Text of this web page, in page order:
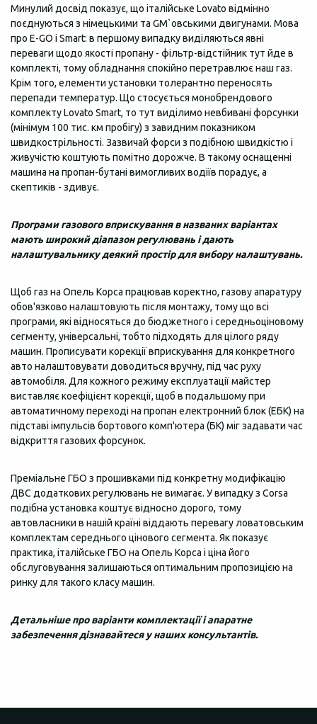
Минулий досвід показує, що італійське Lovato відмінно
поєднуються з німецькими та GM`овськими двигунами. Мова
про E-GO і Smart: в першому випадку виділяються явні
переваги щодо якості пропану - фільтр-відстійник тут йде в
комплекті, тому обладнання спокійно перетравлює наш газ.
Крім того, елементи установки толерантно переносять
перепади температур. Що стосується монобрендового
комплекту Lovato Smart, то тут виділимо невбивані форсунки
(мінімум 100 тис. км пробігу) з завидним показником
швидкострільності. Зазвичай форси з подібною швидкістю і
живучістю коштують помітно дорожче. В такому оснащенні
машина на пропан-бутані вимогливих водіїв порадує, а
скептиків - здивує.
Програми газового вприскування в названих варіантах
мають широкий діапазон регулювань і дають
налаштувальнику деякий простір для вибору налаштувань.
Щоб газ на Опель Корса працював коректно, газову апаратуру
обов'язково налаштовують після монтажу, тому що всі
програми, які відносяться до бюджетного і середньоціновому
сегменту, універсальні, тобто підходять для цілого ряду
машин. Прописувати корекції вприскування для конкретного
авто налаштовувати доводиться вручну, під час руху
автомобіля. Для кожного режиму експлуатації майстер
виставляє коефіцієнт корекції, щоб в подальшому при
автоматичному переході на пропан електронний блок (ЕБК) на
підставі імпульсів бортового комп'ютера (БК) міг задавати час
відкриття газових форсунок.
Преміальне ГБО з прошивками під конкретну модифікацію
ДВС додаткових регулювань не вимагає. У випадку з Corsa
подібна установка коштує відносно дорого, тому
автовласники в нашій країні віддають перевагу ловатовським
комплектам середнього цінового сегмента. Як показує
практика, італійське ГБО на Опель Корса і ціна його
обслуговування залишаються оптимальним пропозицією на
ринку для такого класу машин.
Детальніше про варіанти комплектації і апаратне
забезпечення дізнавайтеся у наших консультантів.